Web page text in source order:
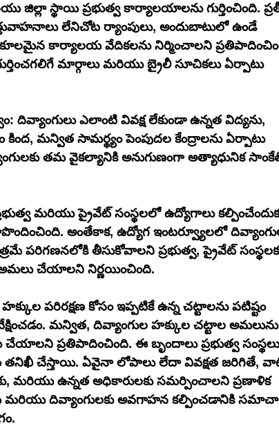
జిల్లా స్థాయి ప్రభుత్వ కార్యాలయాలను గుర్తించింది.
లేనిచోట ర్యాంపులు, అందుబాటులో ఉండే
కార్యాలయ వేదికలను నిర్మించాలని
మార్గాలు మరియు బ్రైలీ సూచికలు ఏర్పాటు
ఎలాంటి వివక్ష లేకుండా ఉన్నత విద్యను,
మన్విత సామర్థ్యం పెంపుదల కేంద్రాలను ఏర్పాటు
తమ వైకల్యానికి అనుగుణంగా అత్యాధునిక
మరియు ప్రైవేట్ సంస్థలలో ఉద్యోగాలు
అంతేకాక, ఉద్యోగ ఇంటర్వ్యూలలో
పరిగణనలోకి తీసుకోవాలని ప్రభుత్వ, ప్రైవేట్
అమలు చేయాలని నిర్ణయించింది.
పరిరక్షణ కోసం ఇప్పటికే ఉన్న చట్టాలను పటిష్టం
మన్విత, దివ్యాంగుల హక్కుల చట్టాల అమలును
చేయాలని ప్రతిపాదించింది. ఈ బృందాలు ప్రభుత్వ
తనిఖీ చేస్తాయి. ఏవైనా లోపాలు లేదా వివక్షత జరిగితే,
మరియు ఉన్నత అధికారులకు సమర్పించాలని ప్రణాళిక
మరియు దివ్యాంగులకు అవగాహన కల్పించడానికి